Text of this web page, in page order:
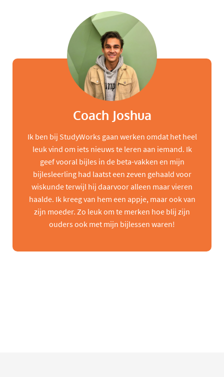
Coach Joshua
Ik ben bij StudyWorks gaan werken omdat het heel
leuk vind om iets nieuws te leren aan iemand. Ik
geef vooral bijles in de beta-vakken en mijn
bijlesleerling had laatst een zeven gehaald voor
wiskunde terwijl hij daarvoor alleen maar vieren
haalde. Ik kreeg van hem een appje, maar ook van
zijn moeder. Zo leuk om te merken hoe blij zijn
ouders ook met mijn bijlessen waren!